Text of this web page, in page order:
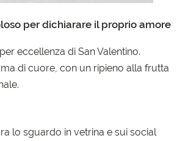
per dichiarare il proprio amore
eccellenza di San Valentino.
di cuore, con un ripieno alla frutta
lo sguardo in vetrina e sui social